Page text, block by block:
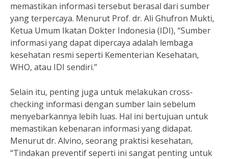
memastikan informasi tersebut berasal dari sumber
yang terpercaya. Menurut Prof. dr. Ali Ghufron Mukti,
Ketua Umum Ikatan Dokter Indonesia (IDI), “Sumber
informasi yang dapat dipercaya adalah lembaga
kesehatan resmi seperti Kementerian Kesehatan,
WHO, atau IDI sendiri.”
Selain itu, penting juga untuk melakukan cross-
checking informasi dengan sumber lain sebelum
menyebarkannya lebih luas. Hal ini bertujuan untuk
memastikan kebenaran informasi yang didapat.
Menurut dr. Alvino, seorang praktisi kesehatan,
“Tindakan preventif seperti ini sangat penting untuk